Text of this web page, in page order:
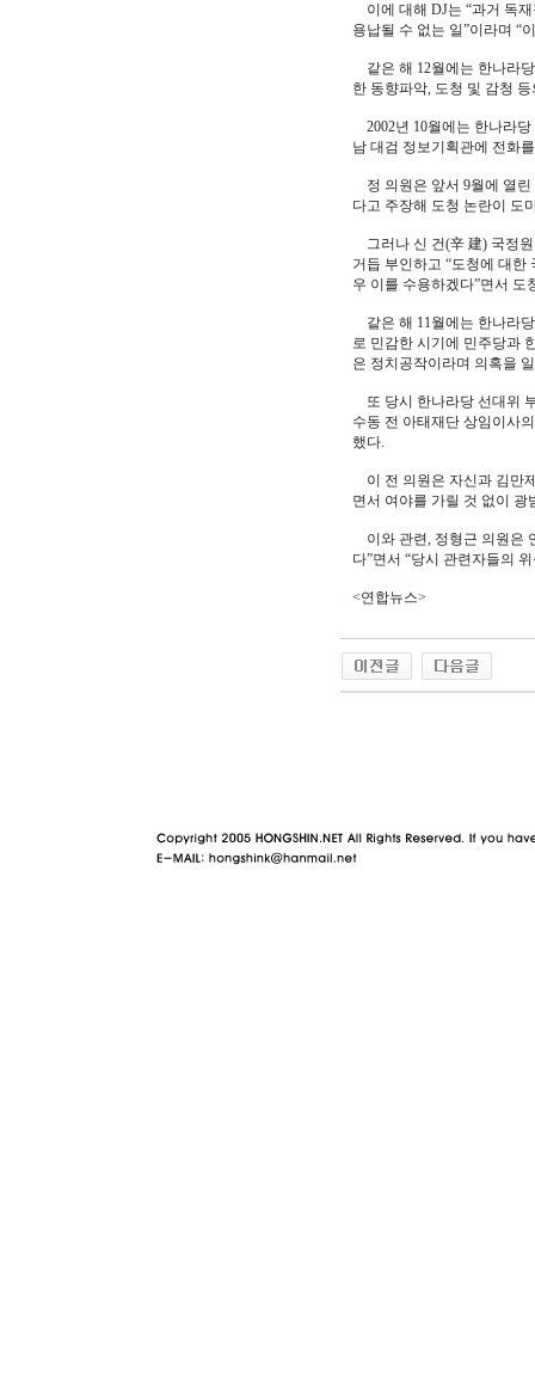
이에 대해 DJ는 “과거 독
용납될 수 없는 일”이라며 “
같은 해 12월에는 한나라
한 동향파악, 도청 및 감청
2002년 10월에는 한나라
남 대검 정보기획관에 전화
정 의원은 앞서 9월에 열린
다고 주장해 도청 논란이 도
그러나 신 건(辛 建) 국정원
거듭 부인하고 “도청에 대
우 이를 수용하겠다”면서 도
같은 해 11월에는 한나라
로 민감한 시기에 민주당과
은 정치공작이라며 의혹을
또 당시 한나라당 선대위
수동 전 아태재단 상임이사
했다.
이 전 의원은 자신과 김만
면서 여야를 가릴 것 없이
이와 관련, 정형근 의원은
다”면서 “당시 관련자들의
<연합뉴스>